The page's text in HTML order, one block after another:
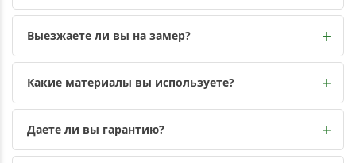
Выезжаете ли вы на замер?
Какие материалы вы используете?
Даете ли вы гарантию?